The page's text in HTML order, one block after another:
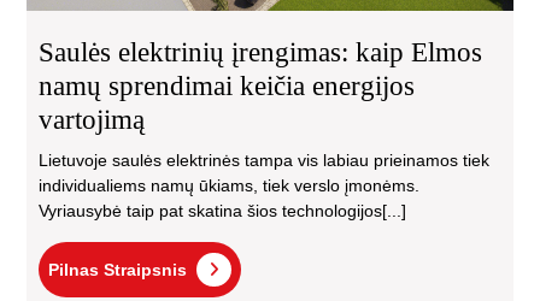
Saulės elektrinių įrengimas: kaip Elmos
namų sprendimai keičia energijos
vartojimą
Lietuvoje saulės elektrinės tampa vis labiau prieinamos tiek
individualiems namų ūkiams, tiek verslo įmonėms.
Vyriausybė taip pat skatina šios technologijos[...]
Pilnas Straipsnis
Pilnas
Straipsnis